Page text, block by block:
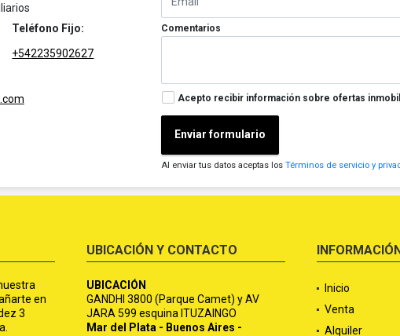
Teléfono Fijo:
+542235902627
Comentarios
Acepto recibir información sobre ofertas
Enviar formulario
Al enviar tus datos aceptas losTérminos de servicio y
en
3
UBICACIÓN Y CONTACTO
UBICACIÓN
GANDHI 3800 (Parque Camet) y AV
JARA 599 esquina ITUZAINGO
Mar del Plata - Buenos Aires -
Inicio
Venta
Alquiler